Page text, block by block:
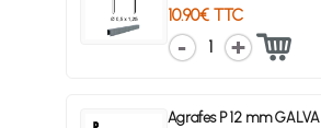
10.90€ TTC
1
Agrafes P 12 mm GALVA